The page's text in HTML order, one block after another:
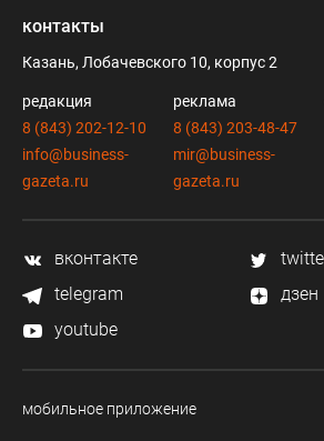
контакты
Казань, Лобачевского 10, корпус 2
редакция
8 (843) 202-12-10
info@business-
gazeta.ru
реклама
8 (843) 203-48-47
mir@business-
gazeta.ru
вконтакте
telegram
дзен
youtube
мобильное приложение